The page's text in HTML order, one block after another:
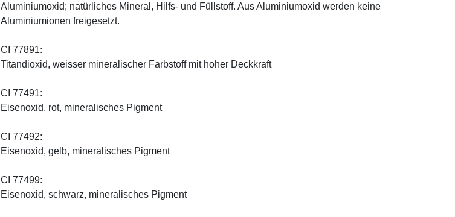
Aluminiumoxid; natürliches Mineral, Hilfs- und Füllstoff. Aus Aluminiumoxid werden keine
Aluminiumionen freigesetzt.
CI 77891:
Titandioxid, weisser mineralischer Farbstoff mit hoher Deckkraft
CI 77491:
Eisenoxid, rot, mineralisches Pigment
CI 77492:
Eisenoxid, gelb, mineralisches Pigment
CI 77499:
Eisenoxid, schwarz, mineralisches Pigment